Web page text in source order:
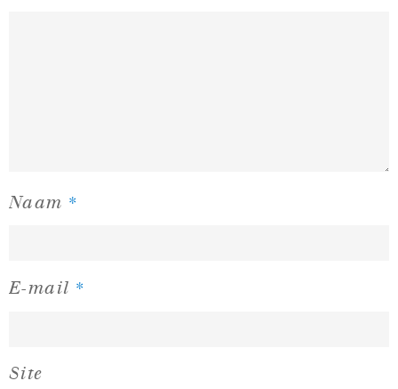
Naam *
E-mail *
Site